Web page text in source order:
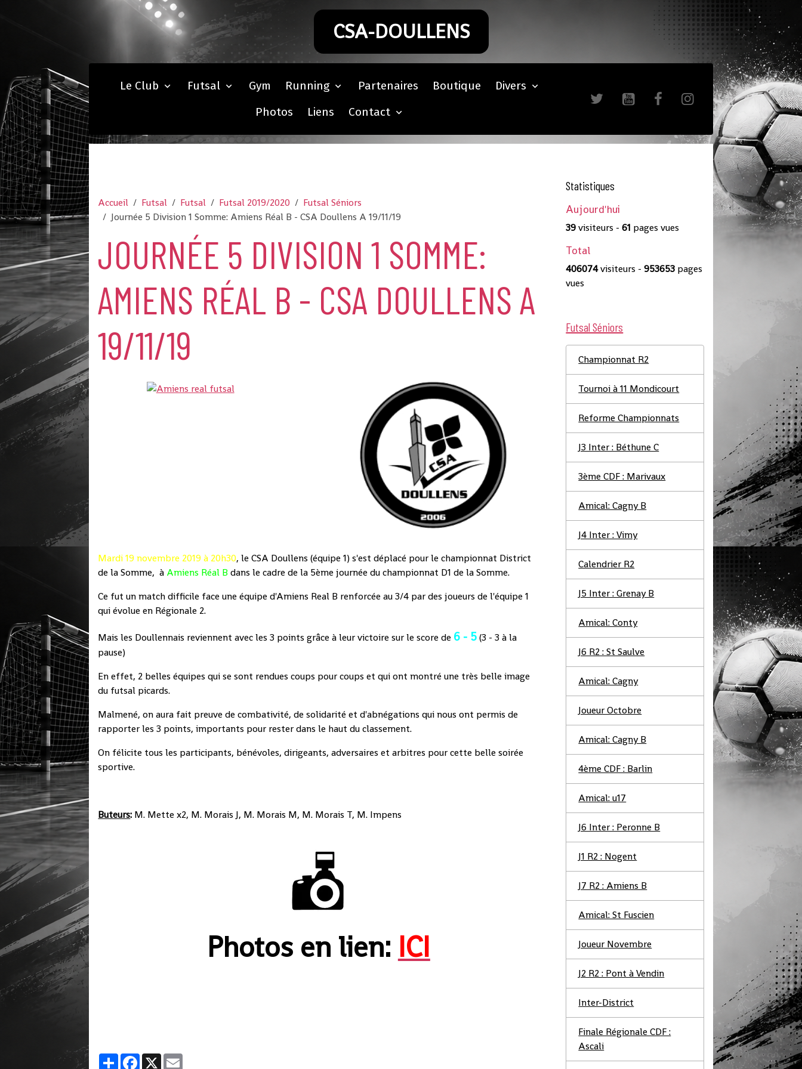
CSA-DOULLENS
Le Club Futsal Gym Running Partenaires Boutique
Divers
Photos
Liens Contact
Accueil Futsal Futsal Futsal 2019/2020
Futsal Séniors
Journée 5 Division 1 Somme: Amiens Réal B - CSA Doullens A 19/11/19
JOURNÉE 5 DIVISION 1 SOMME:
AMIENS RÉAL B - CSA DOULLENS A
19/11/19
Mardi 19 novembre 2019 à 20h30, le CSA Doullens (équipe 1) s'est déplacé pour le championnat District
de la Somme, à Amiens Réal B dans le cadre de la 5ème journée du championnat D1 de la Somme.
Ce fut un match difficile face une équipe d'Amiens Real B renforcée au 3/4 par des joueurs de l'équipe 1
qui évolue en Régionale 2.
Mais les Doullennais reviennent avec les 3 points grâce à leur victoire sur le score de 6 - 5(3 - 3 à la
pause)
En effet, 2 belles équipes qui se sont rendues coups pour coups et qui ont montré une très belle image
du futsal picards.
Malmené, on aura fait preuve de combativité, de solidarité et d'abnégations qui nous ont permis de
rapporter les 3 points, importants pour rester dans le haut du classement.
On félicite tous les participants, bénévoles, dirigeants, adversaires et arbitres pour cette belle soirée
sportive.
Buteurs: M. Mette x2, M. Morais J, M. Morais M, M. Morais T, M. Impens
Photos en lien: ICI
PartagerFacebook
X
Statistiques
Aujourd'hui
39visiteurs -61 pages vues
Total
406074visiteurs -953653 pages
vues
Futsal Séniors
Championnat R2
Tournoi à 11 Mondicourt
Reforme Championnats
J3 Inter : Béthune C
3ème CDF : Marivaux
Amical: Cagny B
J4 Inter : Vimy
Calendrier R2
J5 Inter : Grenay B
Amical: Conty
J6 R2 : St Saulve
Amical: Cagny
Joueur Octobre
Amical: Cagny B
4ème CDF : Barlin
Amical: u17
J6 Inter : Peronne B
J1 R2 : Nogent
J7 R2 : Amiens B
Amical: St Fuscien
Joueur Novembre
J2 R2 : Pont à Vendin
Inter-District
Finale Régionale CDF :
Ascali